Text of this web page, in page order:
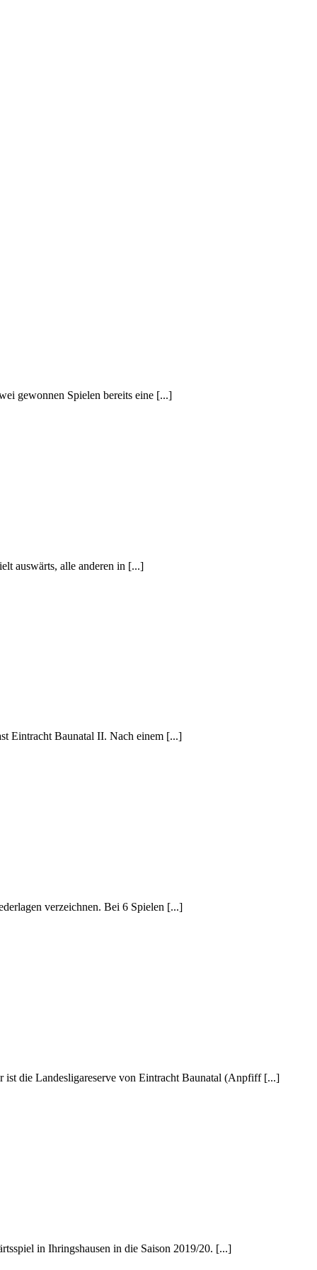
gewonnen Spielen bereits eine [...]
auswärts, alle anderen in [...]
Eintracht Baunatal II. Nach einem [...]
verzeichnen. Bei 6 Spielen [...]
ist die Landesligareserve von Eintracht Baunatal (Anpfiff [...]
in Ihringshausen in die Saison 2019/20. [...]